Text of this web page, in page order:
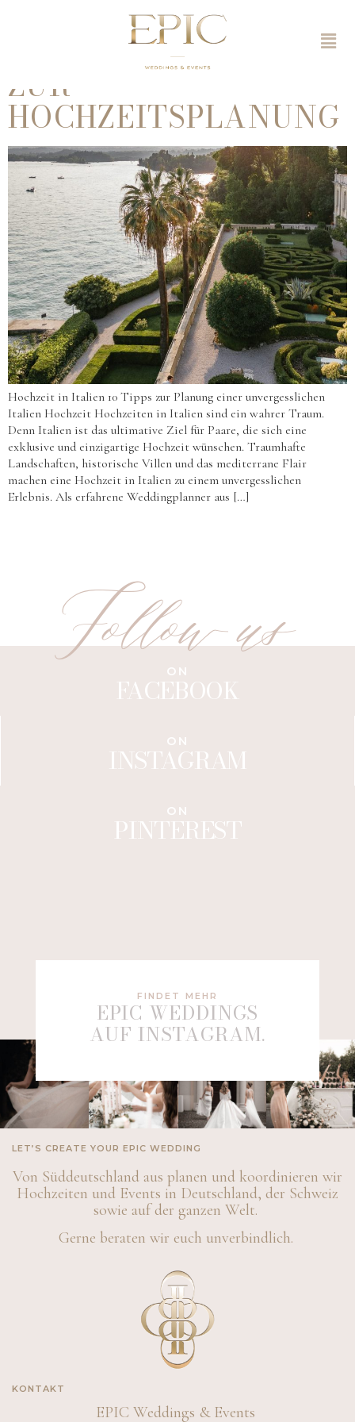
HOCHZEIT IN
ITALIEN – 10 TIPPS
ZUR
HOCHZEITSPLANUNG
Hochzeit in Italien 10 Tipps zur Planung einer unvergesslichen
Italien Hochzeit Hochzeiten in Italien sind ein wahrer Traum.
Denn Italien ist das ultimative Ziel für Paare, die sich eine
exklusive und einzigartige Hochzeit wünschen. Traumhafte
Landschaften, historische Villen und das mediterrane Flair
machen eine Hochzeit in Italien zu einem unvergesslichen
Erlebnis. Als erfahrene Weddingplanner aus […]
Follow us
ON
FACEBOOK
ON
INSTAGRAM
ON
PINTEREST
FINDET MEHR
EPIC WEDDINGS
AUF INSTAGRAM.
LET’S CREATE YOUR EPIC WEDDING
Von Süddeutschland aus planen und koordinieren wir
Hochzeiten und Events in Deutschland, der Schweiz
sowie auf der ganzen Welt.
Gerne beraten wir euch unverbindlich.
KONTAKT
EPIC Weddings & Events